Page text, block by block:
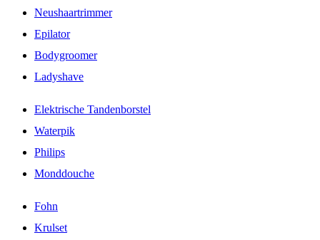
Neushaartrimmer
Epilator
Bodygroomer
Ladyshave
Elektrische Tandenborstel
Waterpik
Philips
Monddouche
Fohn
Krulset